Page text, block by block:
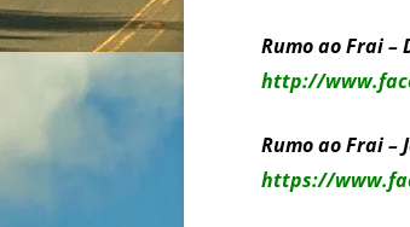
Rumo ao Frai –
http://
Rumo ao Frai –
https://